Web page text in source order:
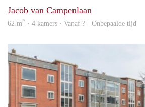
Jacob van Campenlaan
62 m2 · 4 kamers · Vanaf ? - Onbepaalde tijd